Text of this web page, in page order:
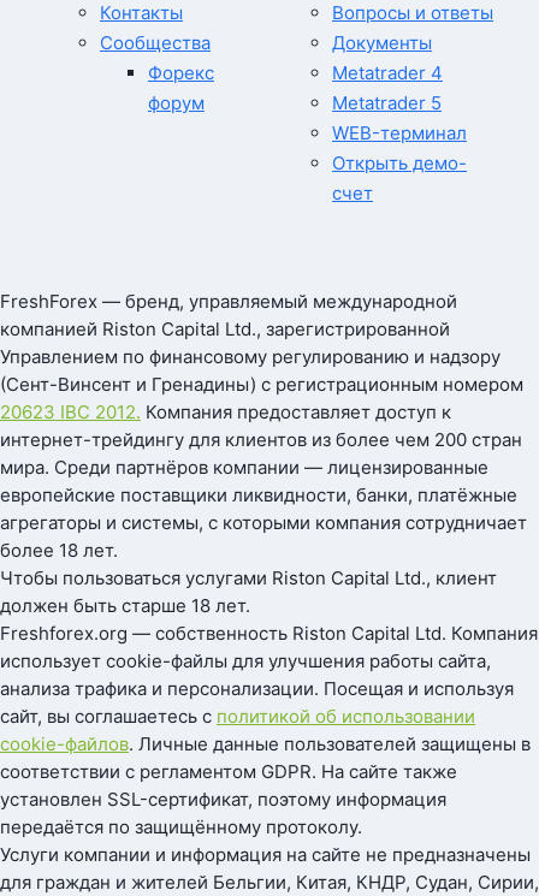
Контакты
Сообщества
Форекс
форум
Вопросы и ответы
Документы
Metatrader 4
Metatrader 5
WEB-терминал
Открыть демо-
счет
FreshForex — бренд, управляемый международной
компанией Riston Capital Ltd., зарегистрированной
Управлением по финансовому регулированию и надзору
(Сент-Винсент и Гренадины) с регистрационным номером
20623 IBC 2012. Компания предоставляет доступ к
интернет-трейдингу для клиентов из более чем 200 стран
мира. Среди партнёров компании — лицензированные
европейские поставщики ликвидности, банки, платёжные
агрегаторы и системы, с которыми компания сотрудничает
более 18 лет.
Чтобы пользоваться услугами Riston Capital Ltd., клиент
должен быть старше 18 лет.
Freshforex.org — собственность Riston Capital Ltd. Компания
использует cookie-файлы для улучшения работы сайта,
анализа трафика и персонализации. Посещая и используя
сайт, вы соглашаетесь с политикой об использовании
cookie-файлов. Личные данные пользователей защищены в
соответствии с регламентом GDPR. На сайте также
установлен SSL-сертификат, поэтому информация
передаётся по защищённому протоколу.
Услуги компании и информация на сайте не предназначены
для граждан и жителей Бельгии, Китая, КНДР, Судан, Сирии,